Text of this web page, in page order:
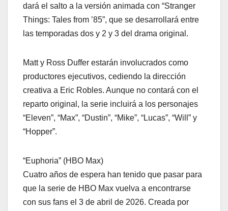
dará el salto a la versión animada con “Stranger
Things: Tales from ’85”, que se desarrollará entre
las temporadas dos y 2 y 3 del drama original.
Matt y Ross Duffer estarán involucrados como
productores ejecutivos, cediendo la dirección
creativa a Eric Robles. Aunque no contará con el
reparto original, la serie incluirá a los personajes
“Eleven”, “Max”, “Dustin”, “Mike”, “Lucas”, “Will” y
“Hopper”.
“Euphoria” (HBO Max)
Cuatro años de espera han tenido que pasar para
que la serie de HBO Max vuelva a encontrarse
con sus fans el 3 de abril de 2026. Creada por